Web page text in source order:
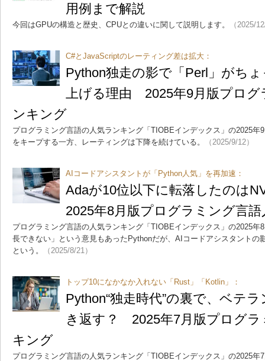
用例まで解説
今回はGPUの構造と歴史、CPUとの違いに関して説明します。 （2025/
C#とJavaScriptのレーティング差は拡大：
Python独走の影で「Perl」がち
上げる理由 2025年9月版プロ
ンキング
プログラミング言語の人気ランキング「TIOBEインデックス」の2025年
をキープする一方、レーティングは下降を続けている。
（2025/9/12）
AIコードアシスタントが「Python人気」を再加速：
Adaが10位以下に転落したのは
2025年8月版プログラミング言
プログラミング言語の人気ランキング「TIOBEインデックス」の2025年
長できない」という意見もあったPythonだが、AIコードアシスタントの
という。
（2025/8/21）
トップ10になかなか入れない「Rust」「Kotlin」：
Python“独走時代”の裏で、ベテ
き返す？ 2025年7月版プログラ
キング
プログラミング言語の人気ランキング「TIOBEインデックス」の2025年